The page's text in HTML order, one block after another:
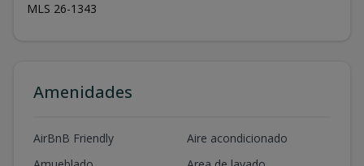
MLS 26-1343
Amenidades
AirBnB Friendly
Aire acondicionado